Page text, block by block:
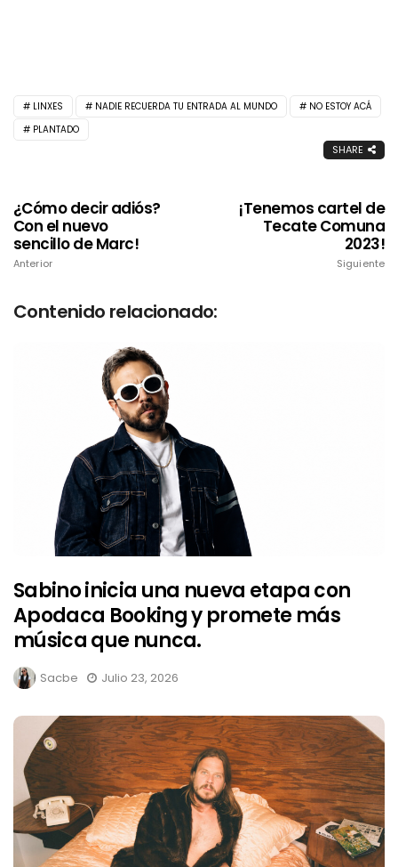
LINXES NADIE RECUERDA TU ENTRADA AL MUNDO
NO ESTOY ACÁ
PLANTADO
SHARE
¿Cómo decir adiós?
Con el nuevo
sencillo de Marc!
Anterior
¡Tenemos cartel de
Tecate Comuna
2023!
Siguiente
Contenido relacionado:
Sabino inicia una nueva etapa con
Apodaca Booking y promete más
música que nunca.
Sacbe Julio 23, 2026